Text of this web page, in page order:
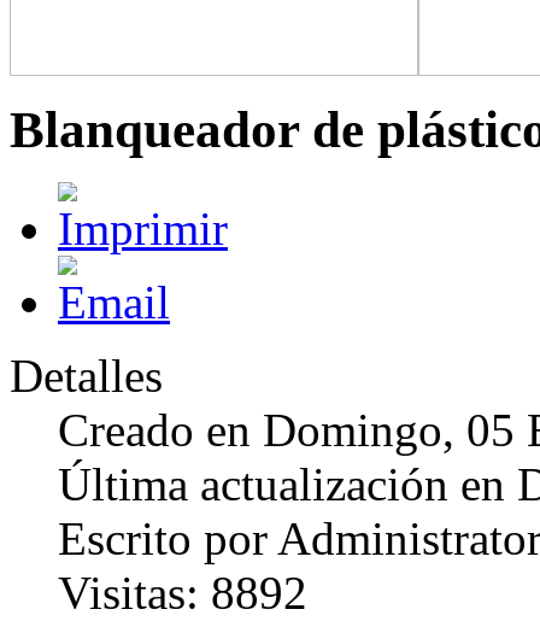
Blanqueador de
Detalles
Creado en Domingo, 05
Última actualización en
Escrito por
Visitas: 8892